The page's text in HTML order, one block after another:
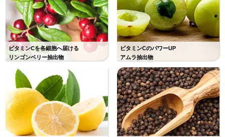
ビタミンCを各細胞へ届ける
リンゴンベリー抽出物
ビタミンCのパワーUP
アムラ抽出物